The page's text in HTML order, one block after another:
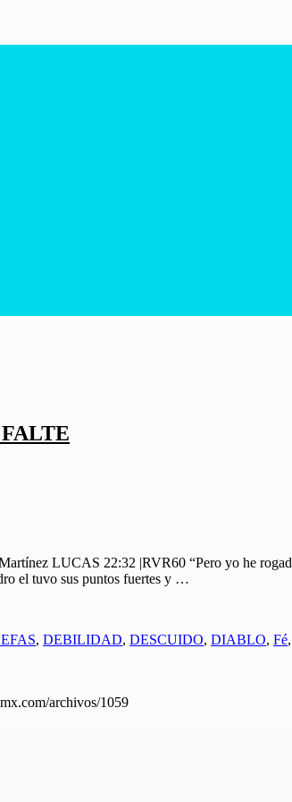
LUCAS 22:32 |RVR60 “Pero yo he
el tuvo sus puntos fuertes y …
, DEBILIDAD, DESCUIDO, DIABLO, Fé,
archivos/1059